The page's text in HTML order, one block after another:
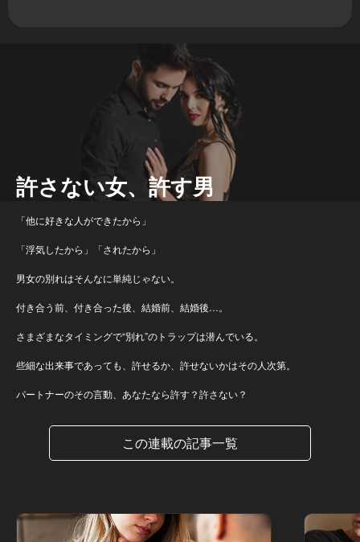
許さない女、許す男
「他に好きな人ができたから」
「浮気したから」「されたから」
男女の別れはそんなに単純じゃない。
付き合う前、付き合った後、結婚前、結婚後…。
さまざまなタイミングで“別れ”のトラップは潜んでいる。
些細な出来事であっても、許せるか、許せないかはその人次第。
パートナーのその言動、あなたなら許す？許さない？
この連載の記事一覧